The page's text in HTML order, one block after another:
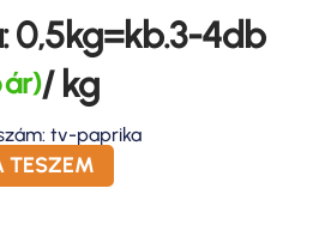
0,5kg=kb.3-4db
ár)/ kg
tv-paprika
TESZEM